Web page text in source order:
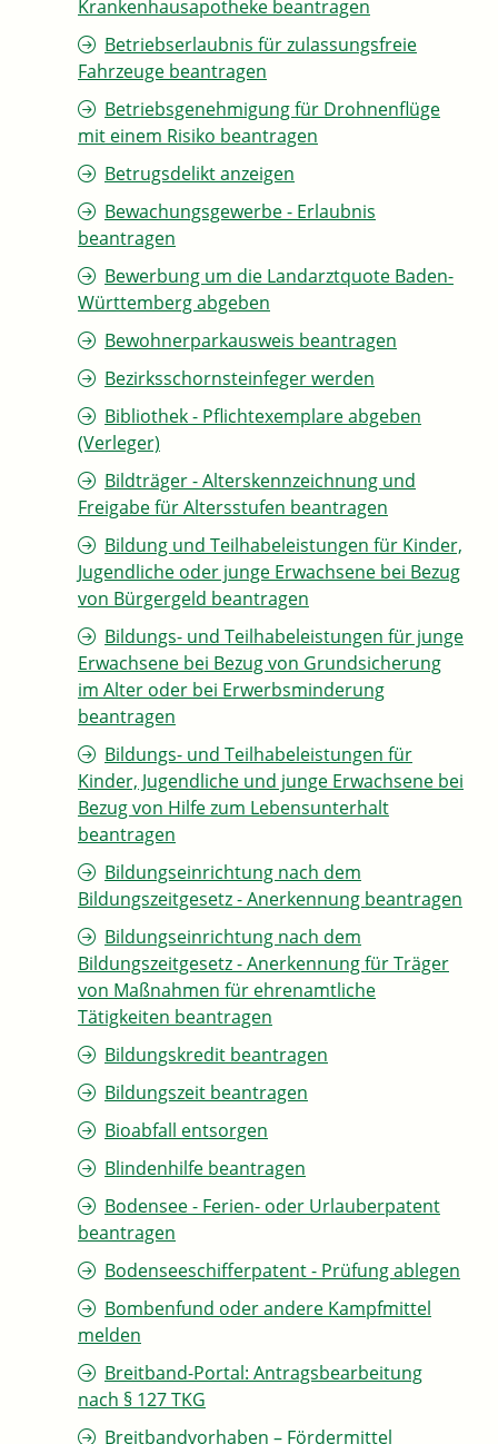
Krankenhausapotheke beantragen
Betriebserlaubnis für zulassungsfreie
Fahrzeuge beantragen
Betriebsgenehmigung für Drohnenflüge
mit einem Risiko beantragen
Betrugsdelikt anzeigen
Bewachungsgewerbe - Erlaubnis
beantragen
Bewerbung um die Landarztquote Baden-
Württemberg abgeben
Bewohnerparkausweis beantragen
Bezirksschornsteinfeger werden
Bibliothek - Pflichtexemplare abgeben
(Verleger)
Bildträger - Alterskennzeichnung und
Freigabe für Altersstufen beantragen
Bildung und Teilhabeleistungen für Kinder,
Jugendliche oder junge Erwachsene bei Bezug
von Bürgergeld beantragen
Bildungs- und Teilhabeleistungen für junge
Erwachsene bei Bezug von Grundsicherung
im Alter oder bei Erwerbsminderung
beantragen
Bildungs- und Teilhabeleistungen für
Kinder, Jugendliche und junge Erwachsene bei
Bezug von Hilfe zum Lebensunterhalt
beantragen
Bildungseinrichtung nach dem
Bildungszeitgesetz - Anerkennung beantragen
Bildungseinrichtung nach dem
Bildungszeitgesetz - Anerkennung für Träger
von Maßnahmen für ehrenamtliche
Tätigkeiten beantragen
Bildungskredit beantragen
Bildungszeit beantragen
Bioabfall entsorgen
Blindenhilfe beantragen
Bodensee - Ferien- oder Urlauberpatent
beantragen
Bodenseeschifferpatent - Prüfung ablegen
Bombenfund oder andere Kampfmittel
melden
Breitband-Portal: Antragsbearbeitung
nach § 127 TKG
Breitbandvorhaben – Fördermittel